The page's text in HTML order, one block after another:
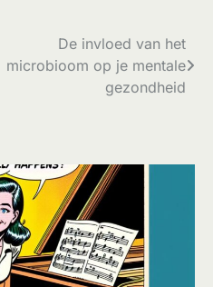
De invloed van het
microbioom op je mentale
gezondheid